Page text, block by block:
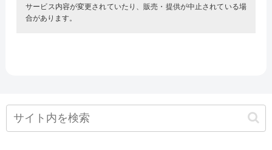
サービス内容が変更されていたり、販売・提供が中止されている場
合があります。